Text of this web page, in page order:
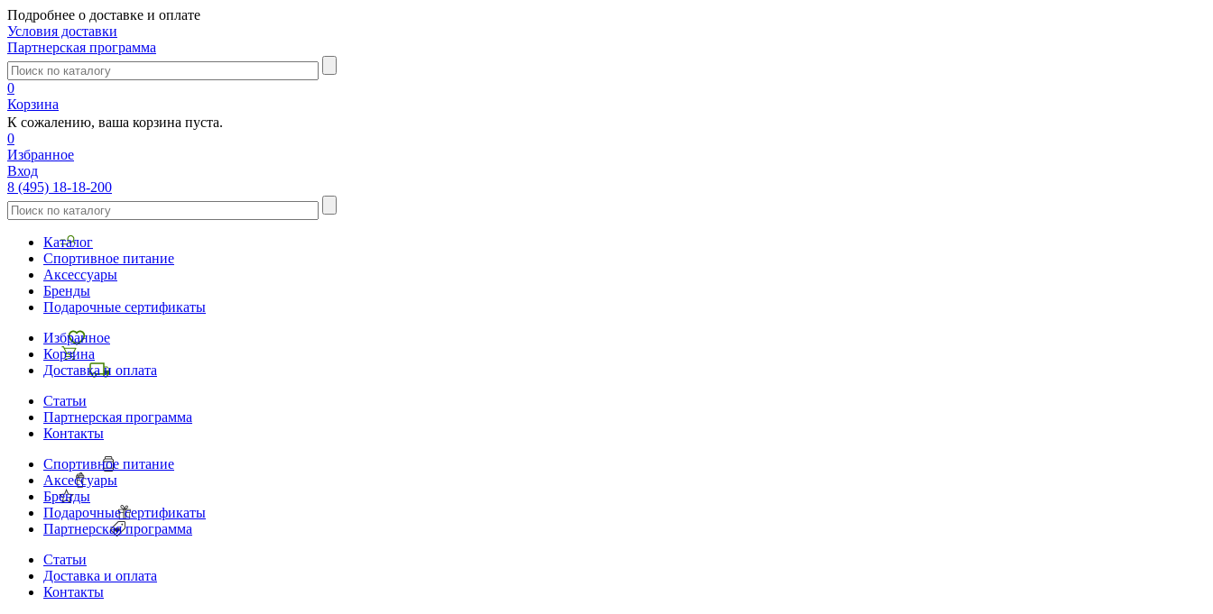
Подробнее о доставке и оплате
Условия доставки
Партнерская программа
0
Корзина
К сожалению, ваша корзина пуста.
0
Избранное
Вход
8 (495) 18-18-200
Каталог
Спортивное питание
Аксессуары
Бренды
Подарочные сертификаты
Избранное
Корзина
Доставка и оплата
Статьи
Партнерская программа
Контакты
Спортивное питание
Аксессуары
Бренды
Подарочные сертификаты
Партнерская программа
Статьи
Доставка и оплата
Контакты